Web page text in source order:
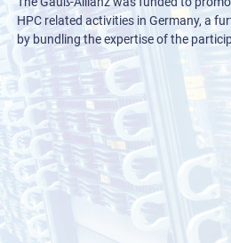
HPC related activities in Germany, a
by bundling the expertise of the